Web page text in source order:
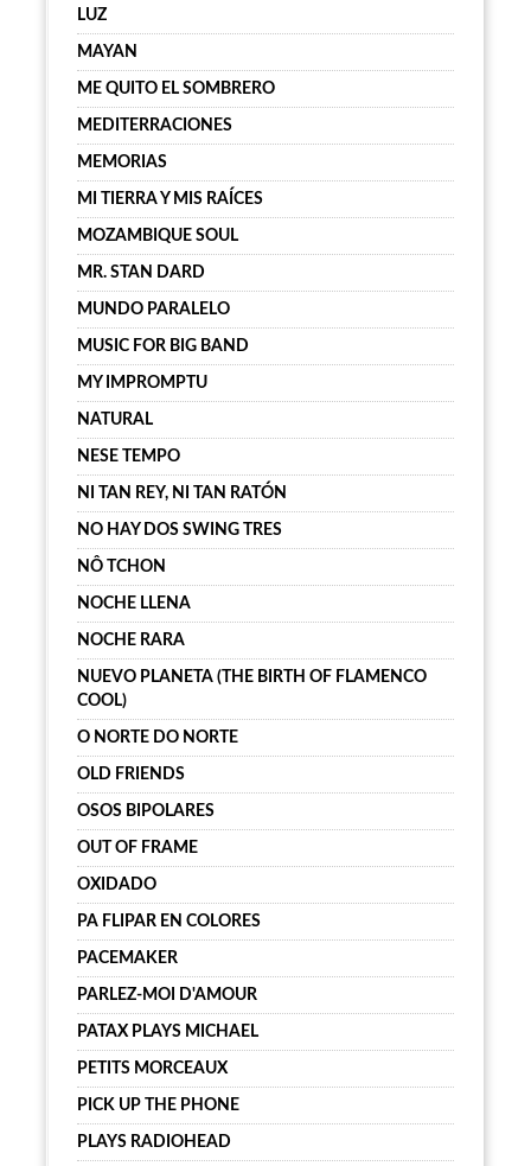
LUZ
MAYAN
ME QUITO EL SOMBRERO
MEDITERRACIONES
MEMORIAS
MI TIERRA Y MIS RAÍCES
MOZAMBIQUE SOUL
MR. STAN DARD
MUNDO PARALELO
MUSIC FOR BIG BAND
MY IMPROMPTU
NATURAL
NESE TEMPO
NI TAN REY, NI TAN RATÓN
NO HAY DOS SWING TRES
NÔ TCHON
NOCHE LLENA
NOCHE RARA
NUEVO PLANETA (THE BIRTH OF FLAMENCO
COOL)
O NORTE DO NORTE
OLD FRIENDS
OSOS BIPOLARES
OUT OF FRAME
OXIDADO
PA FLIPAR EN COLORES
PACEMAKER
PARLEZ-MOI D'AMOUR
PATAX PLAYS MICHAEL
PETITS MORCEAUX
PICK UP THE PHONE
PLAYS RADIOHEAD